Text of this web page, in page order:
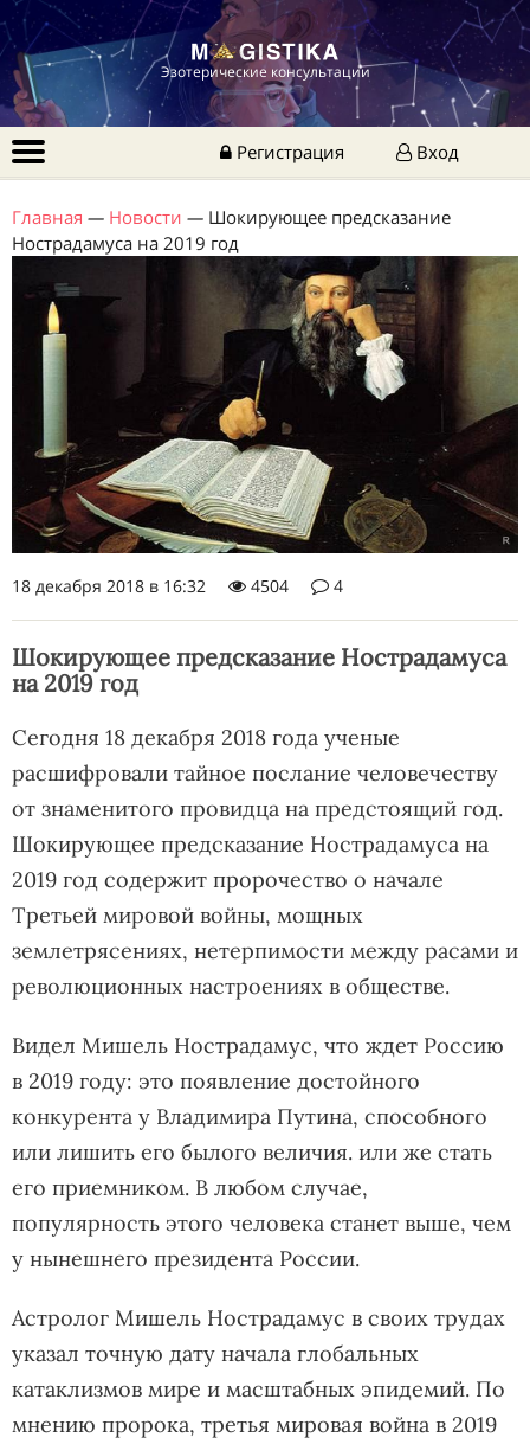
Эзотерические консультации
Регистрация Вход
Главная — Новости — Шокирующее предсказание
Нострадамуса на 2019 год
18 декабря 2018 в 16:32 4504 4
Шокирующее предсказание Нострадамуса
на 2019 год
Сегодня 18 декабря 2018 года ученые
расшифровали тайное послание человечеству
от знаменитого провидца на предстоящий год.
Шокирующее предсказание Нострадамуса на
2019 год содержит пророчество о начале
Третьей мировой войны, мощных
землетрясениях, нетерпимости между расами и
революционных настроениях в обществе.
Видел Мишель Нострадамус, что ждет Россию
в 2019 году: это появление достойного
конкурента у Владимира Путина, способного
или лишить его былого величия. или же стать
его приемником. В любом случае,
популярность этого человека станет выше, чем
у нынешнего президента России.
Астролог Мишель Нострадамус в своих трудах
указал точную дату начала глобальных
катаклизмов мире и масштабных эпидемий. По
мнению пророка, третья мировая война в 2019